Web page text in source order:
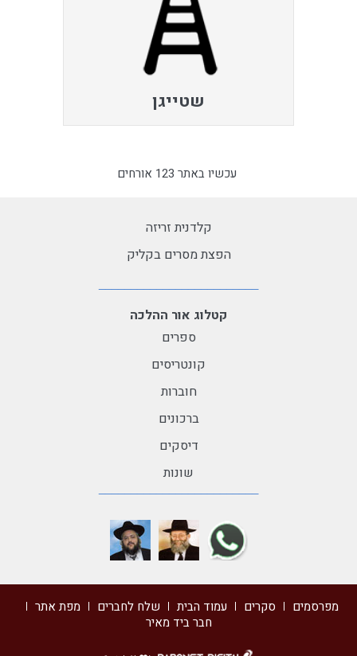
שטייגן
עכשיו באתר 123 אורחים
קלדנית זריזה
הפצת מסרים בקליק
קטלוג אור ההלכה
ספרים
קונטריסים
חוברות
ברכונים
דיסקים
שונות
מפרסמים סקרים עמוד הבית שלח לחברים
מפת אתר
חבר ביד מאיר